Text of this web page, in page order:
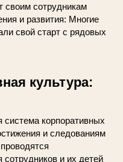
своим сотрудникам
и развития: Многие
свой старт с рядовых
культура:
корпоративных
и следованиям
и их детей